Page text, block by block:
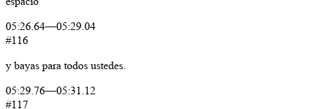
05:26.64—05:29.04
#116
y bayas para todos ustedes.
05:29.76—05:31.12
#117